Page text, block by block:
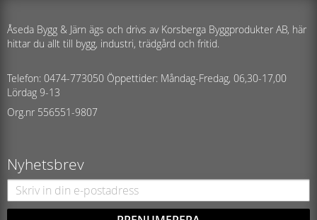
Åseda Bygg & Järn ägs och drivs av Korsberga Byggprodukter AB, här
hittar du allt till bygg, industri, trädgård och fritid.
Telefon: 0474-773050 Öppettider: Måndag-Fredag, 06,30-17,00
Lördag 9-13
Org.nr 556551-9807
Nyhetsbrev